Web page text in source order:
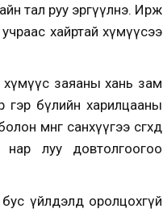
тал руу эргүүлнэ. Ирж
хайртай хүмүүсээ
хүмүүс заяаны хань зам
бүлийн харилцааны
санхүүгээ өсгөхөд
нар луу довтолгоогоо
бус үйлдэлд оролцохгүй